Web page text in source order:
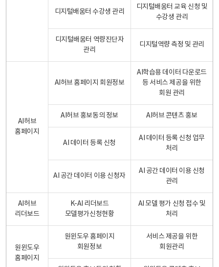
디지털배움터 수강생 관리
디지털배움터 교육 신청 및
수강생 관리
디지털배움터 역량진단자
관리
디지털역량 측정 및 관리
AI허브
홈페이지
AI허브 홈페이지 회원정보
AI학습용 데이터 다운로드
등 서비스 제공을 위한
회원 관리
AI허브 홍보동의 정보 AI허브 콘텐츠 홍보
AI 데이터 등록 신청
AI 데이터 등록 신청 업무
처리
AI 공간 데이터 이용 신청자
AI 공간 데이터 이용 신청
관리
AI허브
리더보드
K-AI 리더보드
모델평가신청현황
AI 모델 평가 신청 접수 및
처리
원윈도우
홈페이지
원윈도우 홈페이지
회원정보
서비스 제공을 위한
회원관리